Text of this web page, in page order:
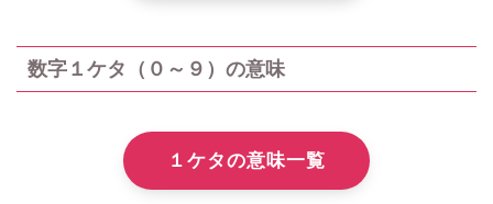
数字１ケタ（０～９）の意味
１ケタの意味一覧